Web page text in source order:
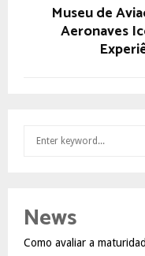
Museu de
Aeronaves
h
o
News
Como avaliar a